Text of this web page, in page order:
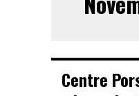
Centre